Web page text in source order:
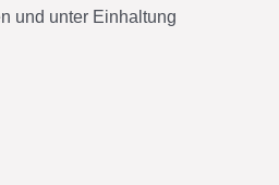
und unter Einhaltung